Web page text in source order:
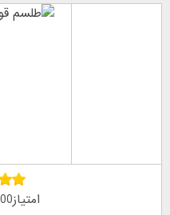
امتیاز5.00 ( 1 رای )